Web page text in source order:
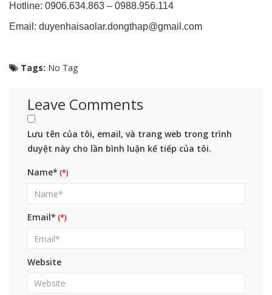
Hotline: 0906.634.863 – 0988.956.114
Email: duyenhaisaolar.dongthap@gmail.com
Tags: No Tag
Leave Comments
Lưu tên của tôi, email, và trang web trong trình
duyệt này cho lần bình luận kế tiếp của tôi.
Name*
Email*
Website